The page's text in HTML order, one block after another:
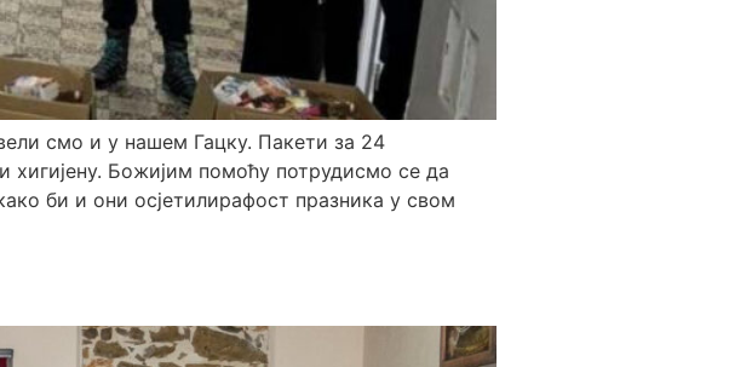
смо и у нашем Гацку. Пакети за 24
хигијену. Божијим помоћу потрудисмо се да
би и они осјетилирафост празника у свом